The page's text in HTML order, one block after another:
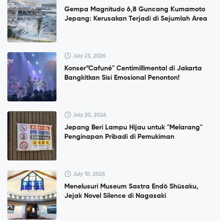
Gempa Magnitudo 6,8 Guncang Kumamoto
Jepang: Kerusakan Terjadi di Sejumlah Area
July 23, 2026
Konser”Cafuné" Centimillimental di Jakarta
Bangkitkan Sisi Emosional Penonton!
July 20, 2026
Jepang Beri Lampu Hijau untuk "Melarang"
Penginapan Pribadi di Pemukiman
July 10, 2026
Menelusuri Museum Sastra Endō Shūsaku,
Jejak Novel Silence di Nagasaki